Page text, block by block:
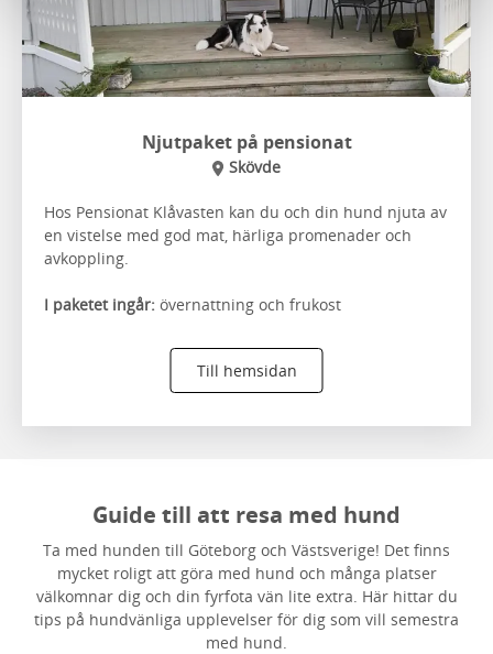
Njutpaket på pensionat
Skövde
Hos Pensionat Klåvasten kan du och din hund njuta av
en vistelse med god mat, härliga promenader och
avkoppling.
I paketet ingår: övernattning och frukost
Till hemsidan
Guide till att resa med hund
Ta med hunden till Göteborg och Västsverige! Det finns
mycket roligt att göra med hund och många platser
välkomnar dig och din fyrfota vän lite extra. Här hittar du
tips på hundvänliga upplevelser för dig som vill semestra
med hund.